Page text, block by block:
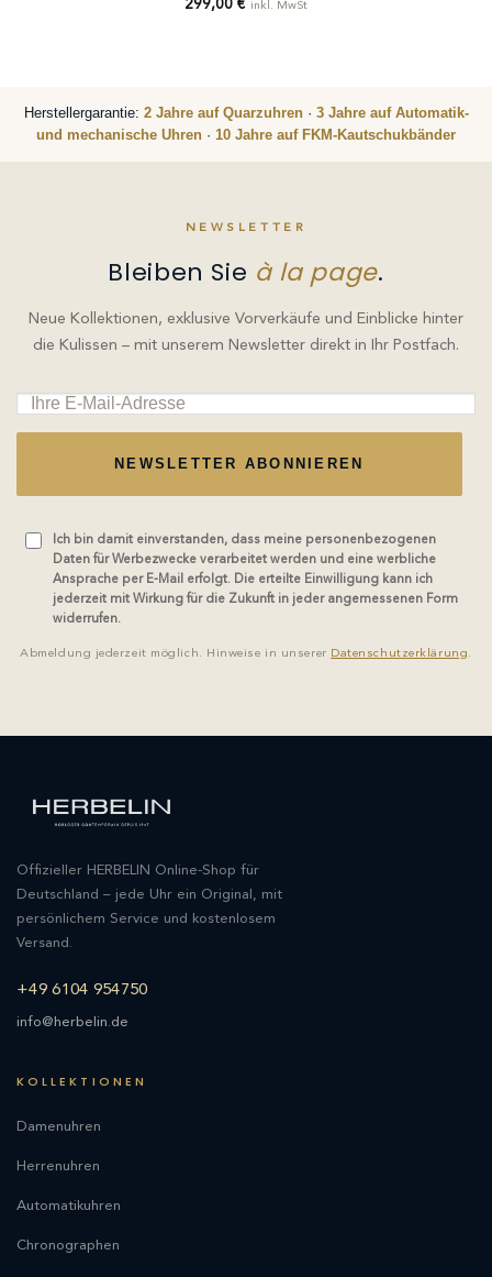
299,00 € inkl. MwSt
Herstellergarantie: 2 Jahre auf Quarzuhren· 3 Jahre auf Automatik-
und mechanische Uhren · 10 Jahre auf FKM-Kautschukbänder
NEWSLETTER
Bleiben Sie à la page.
Neue Kollektionen, exklusive Vorverkäufe und Einblicke hinter
die Kulissen – mit unserem Newsletter direkt in Ihr Postfach.
NEWSLETTER ABONNIEREN
Ich bin damit einverstanden, dass meine personenbezogenen
Daten für Werbezwecke verarbeitet werden und eine werbliche
Ansprache per E-Mail erfolgt. Die erteilte Einwilligung kann ich
jederzeit mit Wirkung für die Zukunft in jeder angemessenen Form
widerrufen.
Abmeldung jederzeit möglich. Hinweise in unserer Datenschutzerklärung.
Offizieller HERBELIN Online-Shop für
Deutschland – jede Uhr ein Original, mit
persönlichem Service und kostenlosem
Versand.
+49 6104 954750
info@herbelin.de
KOLLEKTIONEN
Damenuhren
Herrenuhren
Automatikuhren
Chronographen